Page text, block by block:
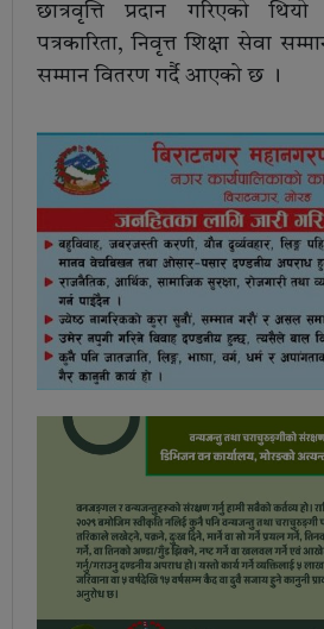
छात्रवृत्ति प्रदान गरिएको
पत्रकारिता, निवृत्त शिक्षा सेवा
सम्मान वितरण गर्दै आएको छ ।